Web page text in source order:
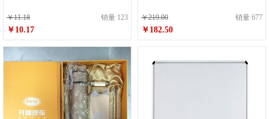
￥11.18 销量 123
￥10.17
￥219.00 销量 677
￥182.50